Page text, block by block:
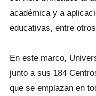
académica y a
educativas, entre
En este marco,
junto a sus 184
que se emplazan en